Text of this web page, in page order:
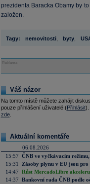
prezidenta Baracka Obamy by
založen.
Tagy: nemovitosti, byty,
Reklama
Váš názor
Na tomto místě můžete zahájit
pouze přihlášení uživatelé (Přihlásit).
zde.
Aktuální komentáře
06.08.2026
15:57 ČNB ve vyčkávacím režimu,
15:31
Zásoby plynu v EU jsou
14:47 Růst MercadoLibre
14:37 Bankovní rada ČNB podle